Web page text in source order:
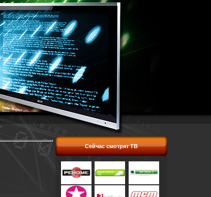
Сейчас смотрят ТВ